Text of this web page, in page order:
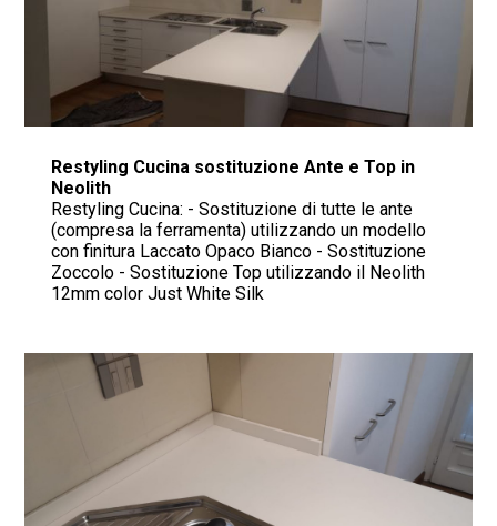
Restyling Cucina
Blog
Contatto
Restyling Cucina sostituzione Ante e Top in
Neolith
Restyling Cucina: - Sostituzione di tutte le ante
(compresa la ferramenta) utilizzando un modello
con finitura Laccato Opaco Bianco - Sostituzione
Zoccolo - Sostituzione Top utilizzando il Neolith
12mm color Just White Silk